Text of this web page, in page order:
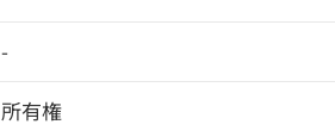
-
所有権